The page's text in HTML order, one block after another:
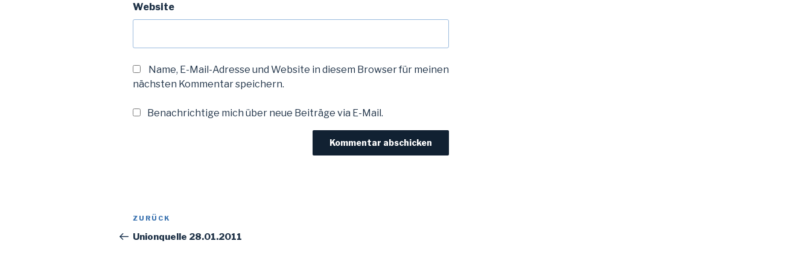
Website
Name, E-Mail-Adresse und Website in diesem Browser für meinen
nächsten Kommentar speichern.
Benachrichtige mich über neue Beiträge via E-Mail.
Beitragsnavigation
Vorheriger
Beitrag
ZURÜCK
Unionquelle 28.01.2011